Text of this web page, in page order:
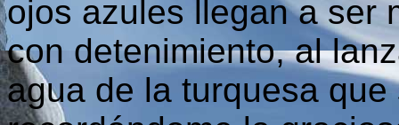
ojos azules llegan a ser
con detenimiento, al
agua de la turquesa